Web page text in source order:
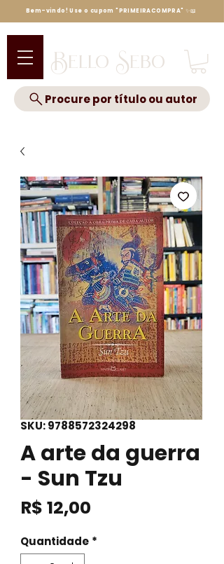
Bello Sebo
Procure por título ou autor
Bem-vindo! Use o cupom "PRIMEIRACOMPRA" ✨📖
SKU: 9788572324298
A arte da guerra
- Sun Tzu
R$ 12,00
Quantidade *